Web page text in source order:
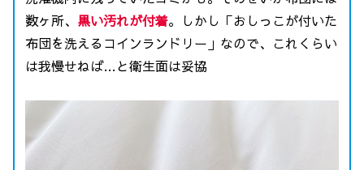
数ヶ所、 黒い汚れが付着。しかし「おしっこが付いた
布団を洗えるコインランドリー」なので、これくらい
は我慢せねば…と衛生面は妥協